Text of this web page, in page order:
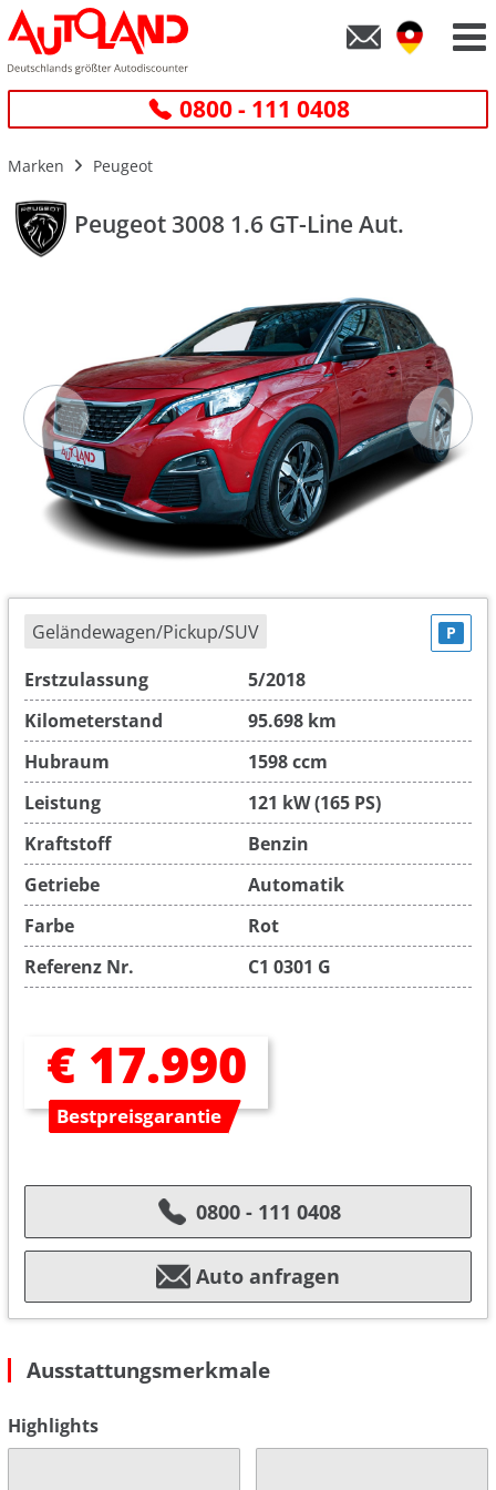
0800 - 111 0408
Marken Peugeot
Peugeot 3008 1.6 GT-Line Aut.
Geländewagen/Pickup/SUV P
Erstzulassung
5/2018
Kilometerstand
95.698 km
Hubraum
1598 ccm
Leistung
121 kW (165 PS)
Kraftstoff
Benzin
Getriebe
Automatik
Farbe
Rot
Referenz Nr.
C1 0301 G
€ 17.990
Bestpreisgarantie
0800 - 111 0408
Auto anfragen
Ausstattungsmerkmale
Highlights